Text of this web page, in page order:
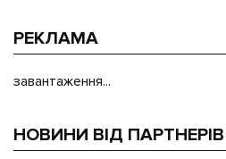
РЕКЛАМА
завантаження...
НОВИНИ ВІД ПАРТНЕРІВ